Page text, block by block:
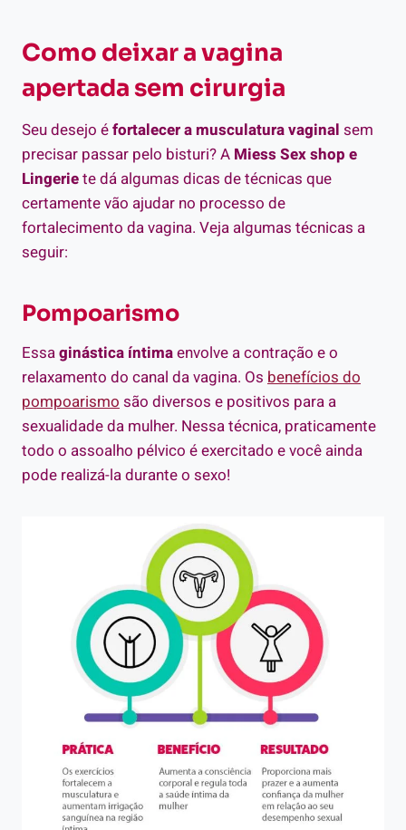
Como deixar a vagina
apertada sem cirurgia
Seu desejo éfortalecer a musculatura vaginal sem
precisar passar pelo bisturi? A Miess Sex shop e
Lingeriete dá algumas dicas de técnicas que
certamente vão ajudar no processo de
fortalecimento da vagina. Veja algumas técnicas a
seguir:
Pompoarismo
Essaginástica íntimaenvolve a contração e o
relaxamento do canal da vagina. Os benefícios do
pompoarismo são diversos e positivos para a
sexualidade da mulher. Nessa técnica, praticamente
todo o assoalho pélvico é exercitado e você ainda
pode realizá-la durante o sexo!